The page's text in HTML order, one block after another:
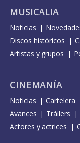
MUSICALIA
Noticias
Discos históricos
Artistas y grupos
CINEMANÍA
Noticias Cartelera
Avances
Tráilers
Actores y actrices